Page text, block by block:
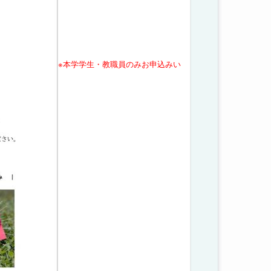
※本学学生・教職員のみお申込みい